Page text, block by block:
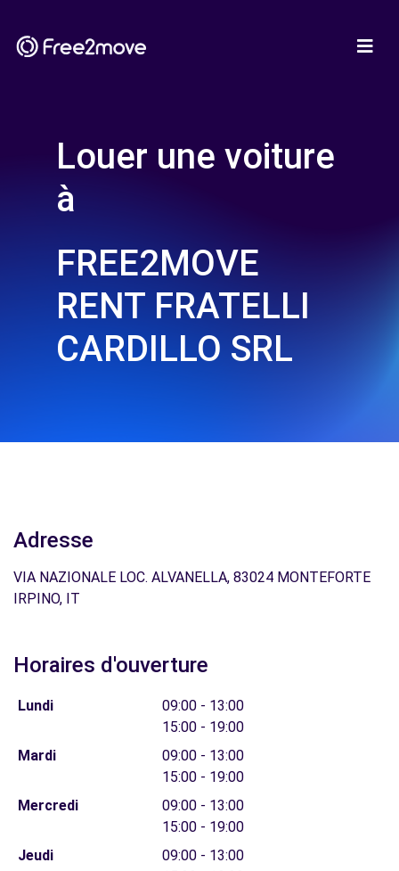
Louer une voiture
à
FREE2MOVE
RENT FRATELLI
CARDILLO SRL
Adresse
VIA NAZIONALE LOC. ALVANELLA, 83024 MONTEFORTE
IRPINO, IT
Horaires d'ouverture
Lundi
09:00 - 13:00
15:00 - 19:00
Mardi
09:00 - 13:00
15:00 - 19:00
Mercredi
09:00 - 13:00
15:00 - 19:00
Jeudi
09:00 - 13:00